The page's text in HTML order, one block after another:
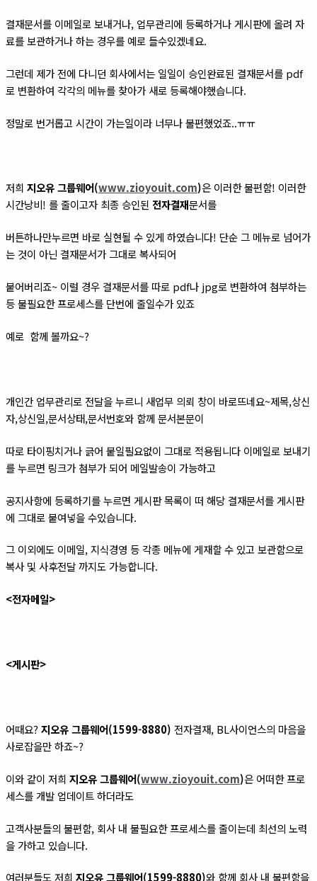
결재문서를 이메일로 보내거나, 업무관리에 등록하거나 게시판에 올려 자
료를 보관하거나 하는 경우를 예로 들수있겠네요.
그런데 제가 전에 다니던 회사에서는 일일이 승인완료된 결재문서를 pdf
로 변환하여 각각의 메뉴를 찾아가 새로 등록해야했습니다.
정말로 번거롭고 시간이 가는일이라 너무나 불편했었죠..ㅠㅠ
저희 지오유 그룹웨어(www.zioyouit.com)은 이러한 불편함! 이러한
시간낭비! 를 줄이고자 최종 승인된 전자결재문서를
버튼하나만누르면 바로 실현될 수 있게 하였습니다! 단순 그 메뉴로 넘어가
는 것이 아닌 결재문서가 그대로 복사되어
붙어버리죠~ 이럴 경우 결재문서를 따로 pdf나 jpg로 변환하여 첨부하는
등 불필요한 프로세스를 단번에 줄일수가 있죠
예로 함께 볼까요~?
개인간 업무관리로 전달을 누르니 새업무 의뢰 창이 바로뜨네요~제목,상신
자,상신일,문서상태,문서번호와 함께 문서본문이
따로 타이핑치거나 긁어 붙일필요없이 그대로 적용됩니다 이메일로 보내기
를 누르면 링크가 첨부가 되어 메일발송이 가능하고
공지사항에 등록하기를 누르면 게시판 목록이 떠 해당 결재문서를 게시판
에 그대로 붙여넣을 수있습니다.
그 이외에도 이메일, 지식경영 등 각종 메뉴에 게재할 수 있고 보관함으로
복사 및 사후전달 까지도 가능합니다.
<전자메일>
<게시판>
어때요?지오유 그룹웨어(1599-8880) 전자결재, BL사이언스의 마음을
사로잡을만 하죠~?
이와 같이 저희 지오유 그룹웨어(www.zioyouit.com)은 어떠한 프로
세스를 개발 업데이트 하더라도
고객사분들의 불편함, 회사 내 불필요한 프로세스를 줄이는데 최선의 노력
을 가하고 있습니다.
여러분들도 저희 지오유 그룹웨어(1599-8880)와 함께 회사 내 불편함을